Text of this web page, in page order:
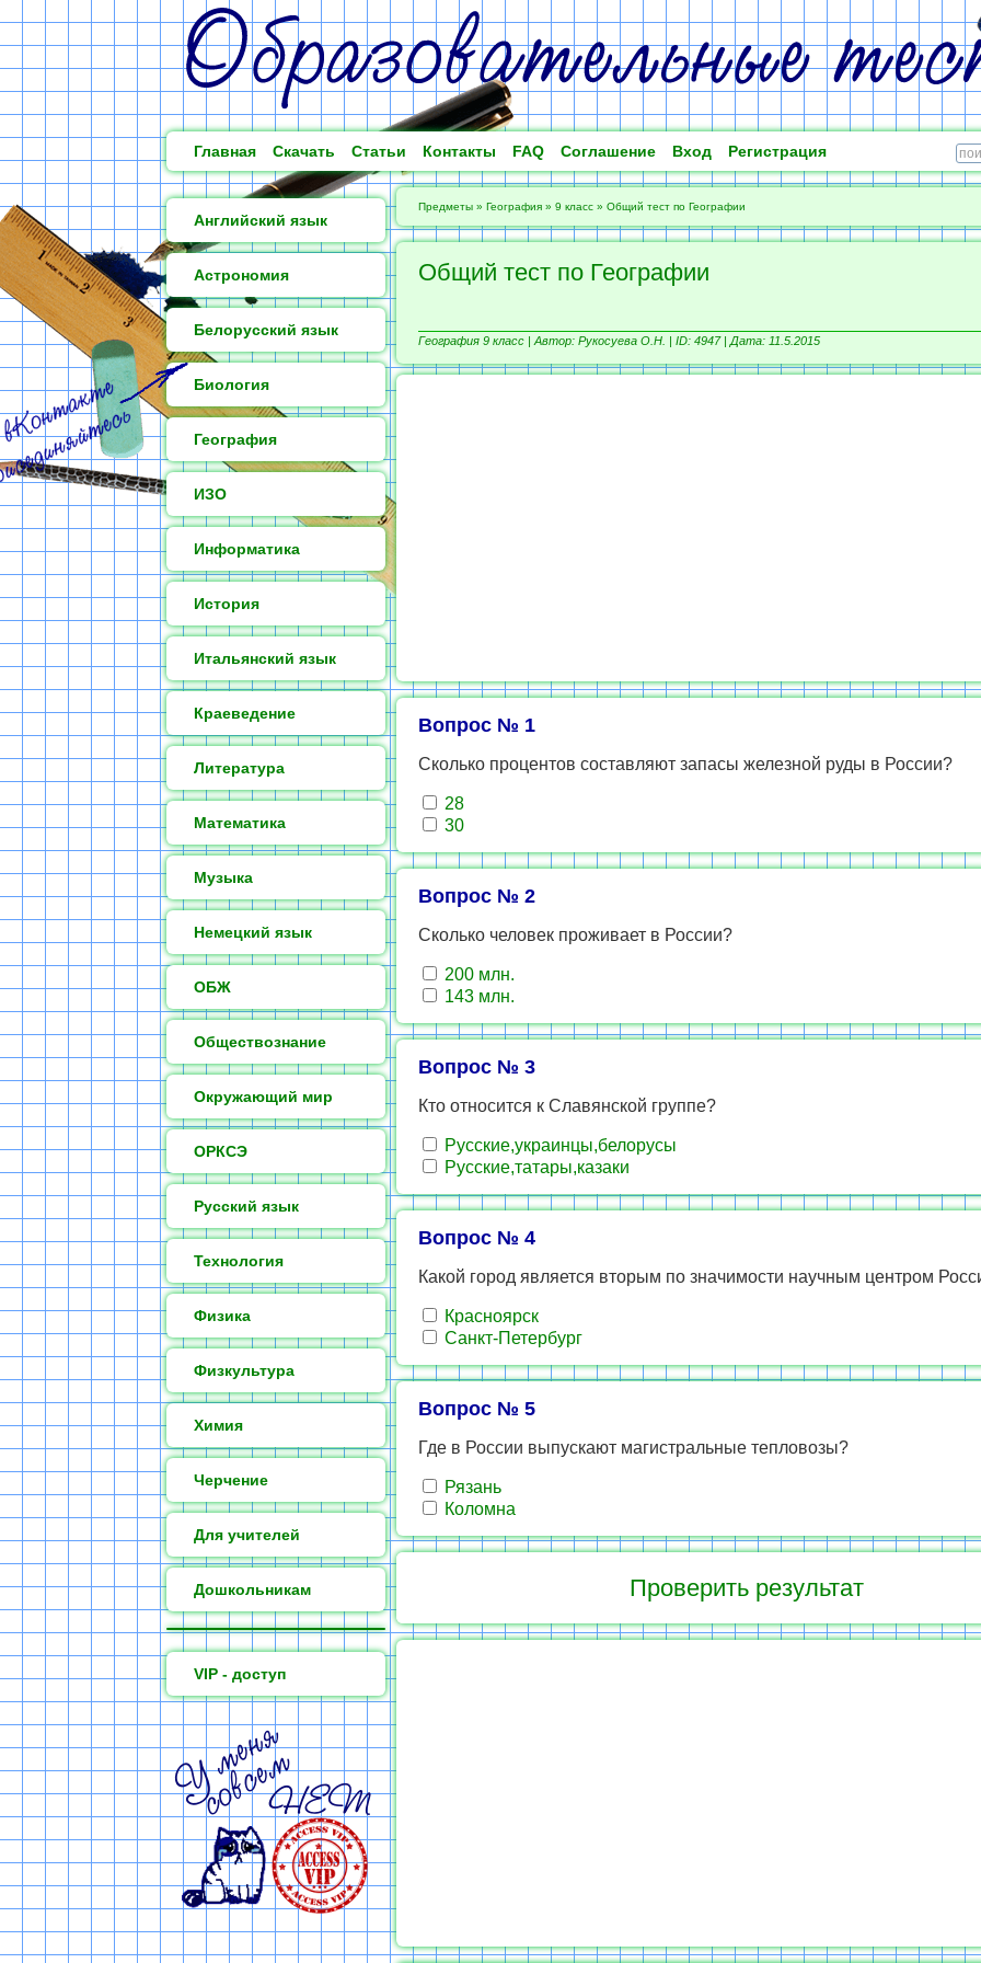
Главная Скачать Статьи Контакты FAQ Соглашение Вход Регистрация
Английский язык
Астрономия
Белорусский язык
Биология
География
ИЗО
Информатика
История
Итальянский язык
Краеведение
Литература
Математика
Музыка
Немецкий язык
ОБЖ
Обществознание
Окружающий мир
ОРКСЭ
Русский язык
Технология
Физика
Физкультура
Химия
Черчение
Для учителей
Дошкольникам
VIP - доступ
Предметы » География » 9 класс » Общий тест по Географии
Общий тест по Географии
География 9 класс | Автор: Рукосуева О.Н. | ID: 4947 | Дата: 11.5.2015
Вопрос № 1
Сколько процентов составляют запасы железной руды в России?
28
30
Вопрос № 2
Сколько человек проживает в России?
200 млн.
143 млн.
Вопрос № 3
Кто относится к Славянской группе?
Русские,украинцы,белорусы
Русские,татары,казаки
Вопрос № 4
Какой город является вторым по значимости научным центром
Красноярск
Санкт-Петербург
Вопрос № 5
Где в России выпускают магистральные тепловозы?
Рязань
Коломна